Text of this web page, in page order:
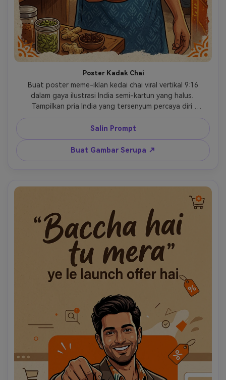
Poster Kadak Chai
Buat poster meme-iklan kedai chai viral vertikal 9:16
dalam gaya ilustrasi India semi-kartun yang halus.
Tampilkan pria India yang tersenyum percaya diri
menawarkan cangkir tanah liat beruap berisi masala chai
langsung ke arah penonton. Latar belakang kertas krem
hangat, aksen kunyit, tekstur poster yang dilukis tangan
halus, bayangan lembut bersih, komposisi meme-iklan
yang nyaman namun lucu. Tambahkan teks judul tepat:
Salin Prompt
Buat Gambar Serupa ↗